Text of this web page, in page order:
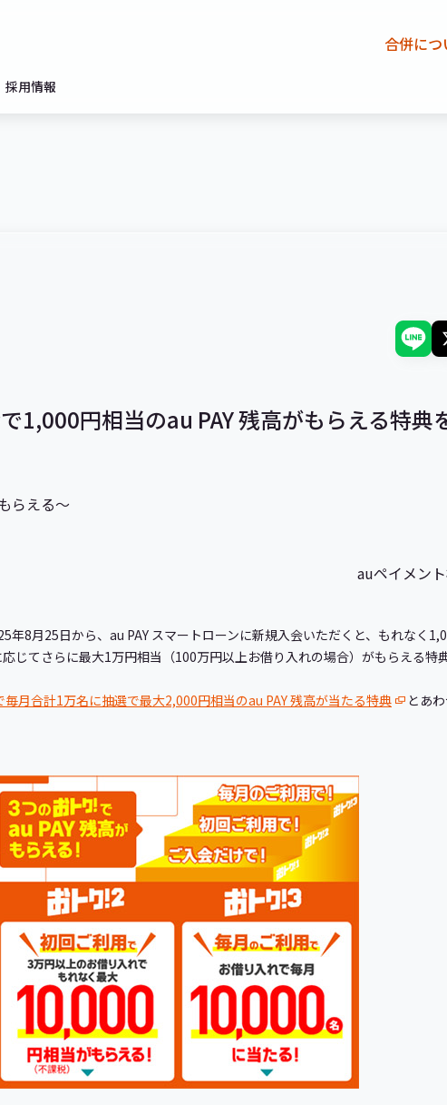
採用情報
合併につ
1,000円相当のau PAY 残高がもらえる特典
らえる～
auペイメン
8月25日から、au PAY スマートローンに新規入会いただくと、もれなく
じてさらに最大1万円相当（100万円以上お借り入れの場合）がもらえる特
月合計1万名に抽選で最大2,000円相当のau PAY 残高が当たる特典
とあ